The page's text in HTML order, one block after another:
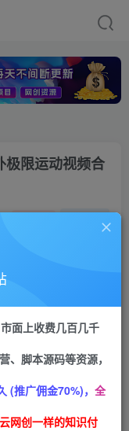
极限运动视频合
私信
限，请先开通会员
面上收费几百几千
、脚本源码等资源，
(推广佣金70%)， 全
网创一样的知识付